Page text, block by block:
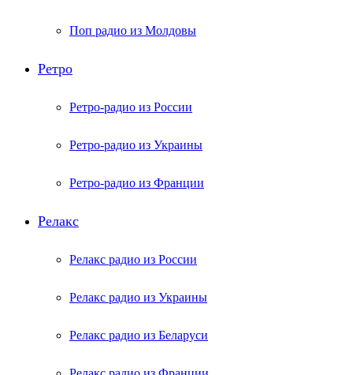
Поп радио из Молдовы
Ретро
Ретро-радио из России
Ретро-радио из Украины
Ретро-радио из Франции
Релакс
Релакс радио из России
Релакс радио из Украины
Релакс радио из Беларуси